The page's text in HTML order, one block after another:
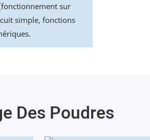
sur
simple, fonctions
Des Poudres